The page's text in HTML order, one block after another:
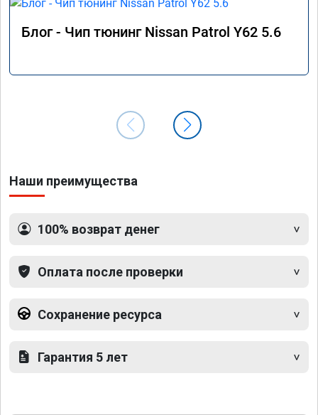
Блог - Чип тюнинг Nissan Patrol Y62 5.6
Наши преимущества
100% возврат денег
Оплата после проверки
Сохранение ресурса
Гарантия 5 лет